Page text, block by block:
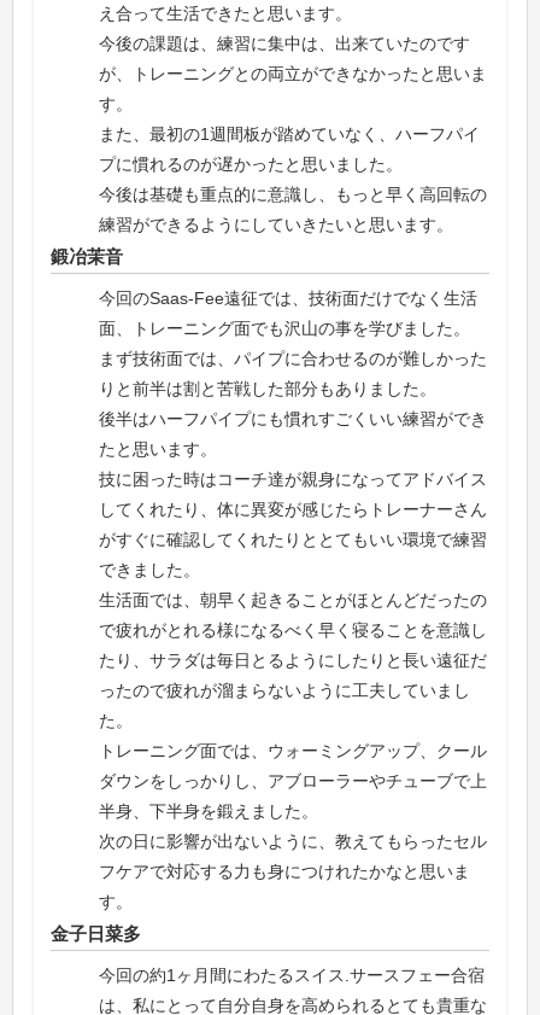
え合って生活できたと思います。
今後の課題は、練習に集中は、出来ていたのです
が、トレーニングとの両立ができなかったと思いま
す。
また、最初の1週間板が踏めていなく、ハーフパイ
プに慣れるのが遅かったと思いました。
今後は基礎も重点的に意識し、もっと早く高回転の
練習ができるようにしていきたいと思います。
鍛冶茉音
今回のSaas-Fee遠征では、技術面だけでなく生活
面、トレーニング面でも沢山の事を学びました。
まず技術面では、パイプに合わせるのが難しかった
りと前半は割と苦戦した部分もありました。
後半はハーフパイプにも慣れすごくいい練習ができ
たと思います。
技に困った時はコーチ達が親身になってアドバイス
してくれたり、体に異変が感じたらトレーナーさん
がすぐに確認してくれたりととてもいい環境で練習
できました。
生活面では、朝早く起きることがほとんどだったの
で疲れがとれる様になるべく早く寝ることを意識し
たり、サラダは毎日とるようにしたりと長い遠征だ
ったので疲れが溜まらないように工夫していまし
た。
トレーニング面では、ウォーミングアップ、クール
ダウンをしっかりし、アブローラーやチューブで上
半身、下半身を鍛えました。
次の日に影響が出ないように、教えてもらったセル
フケアで対応する力も身につけれたかなと思いま
す。
金子日菜多
今回の約1ヶ月間にわたるスイス.サースフェー合宿
は、私にとって自分自身を高められるとても貴重な